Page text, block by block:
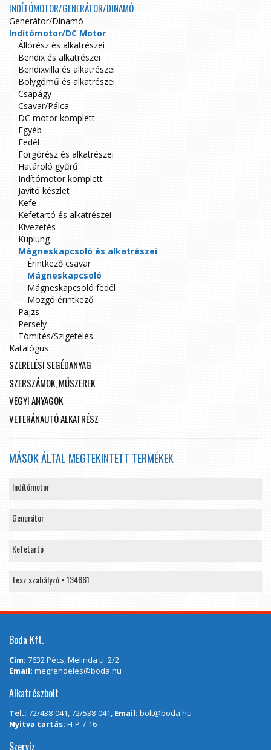
INDÍTÓMOTOR/GENERÁTOR/DINAMÓ
Generátor/Dinamó
Indítómotor/DC Motor
Állórész és alkatrészei
Bendix és alkatrészei
Bendixvilla és alkatrészei
Bolygómű és alkatrészei
Csapágy
Csavar/Pálca
DC motor komplett
Egyéb
Fedél
Forgórész és alkatrészei
Határoló gyűrű
Indítómotor komplett
Javító készlet
Kefe
Kefetartó és alkatrészei
Kivezetés
Kuplung
Mágneskapcsoló és alkatrészei
Érintkező csavar
Mágneskapcsoló
Mágneskapcsoló fedél
Mozgó érintkező
Pajzs
Persely
Tömítés/Szigetelés
Katalógus
SZERELÉSI SEGÉDANYAG
SZERSZÁMOK, MŰSZEREK
VEGYI ANYAGOK
VETERÁNAUTÓ ALKATRÉSZ
MÁSOK ÁLTAL MEGTEKINTETT TERMÉKEK
Indítómotor
Generátor
Kefetartó
fesz.szabályzó = 134861
Boda Kft.
Cím: 7632 Pécs, Melinda u. 2/2
Email: megrendeles@boda.hu
Alkatrészbolt
Tel.: 72/438-041, 72/538-041, Email: bolt@boda.hu
Nyitva tartás: H-P 7-16
Szervíz